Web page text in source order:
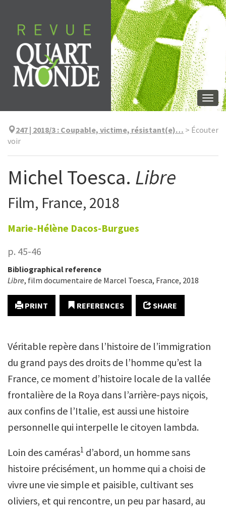
content
247 | 2018/3 : Coupable, victime, résistant(e)… > Écouter
voir
Michel Toesca. Libre
Film, France, 2018
Marie-Hélène Dacos-Burgues
p. 45-46
Bibliographical reference
Libre, film documentaire de Marcel Toesca, France, 2018
PRINT REFERENCES SHARE
Véritable repère dans l’histoire de l’immigration
du grand pays des droits de l’homme qu’est la
France, ce moment d’histoire locale de la vallée
frontalière de la Roya dans l’arrière-pays niçois,
aux confins de l’Italie, est aussi une histoire
personnelle qui interpelle le citoyen lambda.
Loin des caméras1 d’abord, un homme sans
histoire précisément, un homme qui a choisi de
vivre une vie simple et paisible, cultivant ses
oliviers, et qui rencontre, un peu par hasard, au